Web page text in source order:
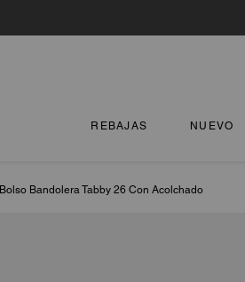
REBAJAS NUEVO
Bolso Bandolera Tabby 26 Con Acolchado